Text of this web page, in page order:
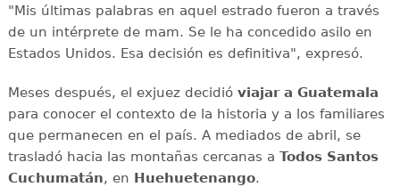
"Mis últimas palabras en aquel estrado fueron a través
de un intérprete de mam. Se le ha concedido asilo en
Estados Unidos. Esa decisión es definitiva", expresó.
Meses después, el exjuez decidió viajar a Guatemala
para conocer el contexto de la historia y a los familiares
que permanecen en el país. A mediados de abril, se
trasladó hacia las montañas cercanas a Todos Santos
Cuchumatán, en Huehuetenango.